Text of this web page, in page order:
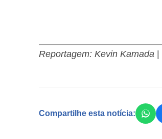
Reportagem: Kevin Kamada |
Compartilhe esta notícia: